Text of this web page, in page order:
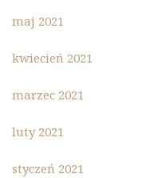
maj 2021
kwiecień 2021
marzec 2021
luty 2021
styczeń 2021